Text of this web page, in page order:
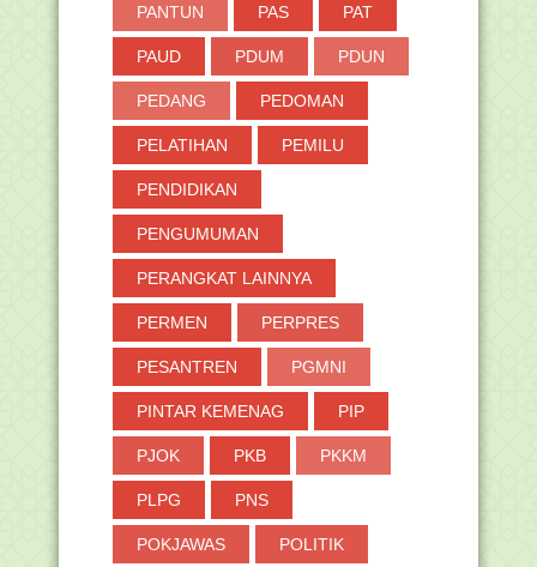
PANTUN PAS PAT
PAUD PDUM PDUN
PEDANG PEDOMAN
PELATIHAN PEMILU
PENDIDIKAN
PENGUMUMAN
PERANGKAT LAINNYA
PERMEN PERPRES
PESANTREN PGMNI
PINTAR KEMENAG PIP
PJOK PKB PKKM
PLPG PNS
POKJAWAS POLITIK